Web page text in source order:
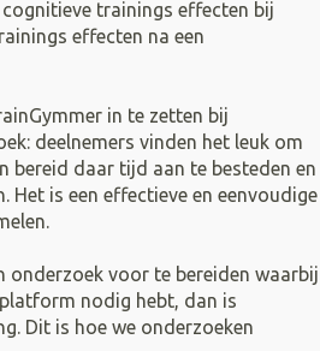
trainings effecten bij
effecten na een
in te zetten bij
deelnemers vinden het leuk om
bereid daar tijd aan te besteden en
Het is een effectieve en eenvoudige
onderzoek voor te bereiden waarbij
nodig hebt, dan is
Dit is hoe we onderzoeken